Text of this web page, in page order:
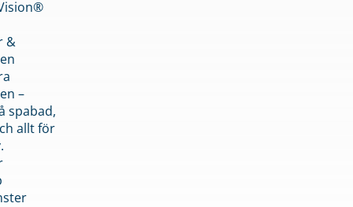
&
–
spabad,
allt för